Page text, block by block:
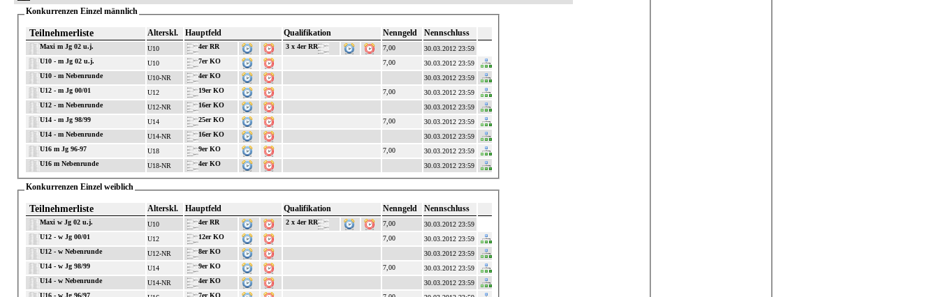
Konkurrenzen Einzel männlich
Teilnehmerliste Alterskl. Hauptfeld Qualifikation Nenngeld Nennschluss
Maxi m Jg 02 u.j. U10 4er RR 3 x 4er RR 7,00
30.03.2012 23:59
U10 - m Jg 02 u.j.
U10 7er KO 7,00
30.03.2012 23:59
U10 - m Nebenrunde
U10-NR 4er KO
30.03.2012 23:59
U12 - m Jg 00/01
U12 19er KO 7,00
30.03.2012 23:59
U12 - m Nebenrunde
U12-NR 16er KO
30.03.2012 23:59
U14 - m Jg 98/99
U14 25er KO 7,00
30.03.2012 23:59
U14 - m Nebenrunde
U14-NR 16er KO
30.03.2012 23:59
U16 m Jg 96-97
U18 9er KO 7,00
30.03.2012 23:59
U16 m Nebenrunde
U18-NR 4er KO 30.03.2012 23:59
Konkurrenzen Einzel weiblich
Teilnehmerliste Alterskl. Hauptfeld Qualifikation Nenngeld Nennschluss
Maxi w Jg 02 u.j. U10 4er RR 2 x 4er RR 7,00
30.03.2012 23:59
U12 - w Jg 00/01
U12 12er KO 7,00
30.03.2012 23:59
U12 - w Nebenrunde
U12-NR 8er KO
30.03.2012 23:59
U14 - w Jg 98/99
U14 9er KO 7,00
30.03.2012 23:59
U14 - w Nebenrunde
U14-NR 4er KO
30.03.2012 23:59
U16 - w Jg 96/97
7er KO